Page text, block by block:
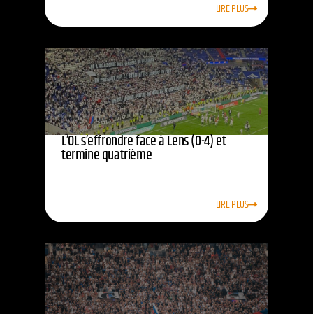
LIRE PLUS
L’OL s’effrondre face à Lens (0-4) et
termine quatrième
LIRE PLUS